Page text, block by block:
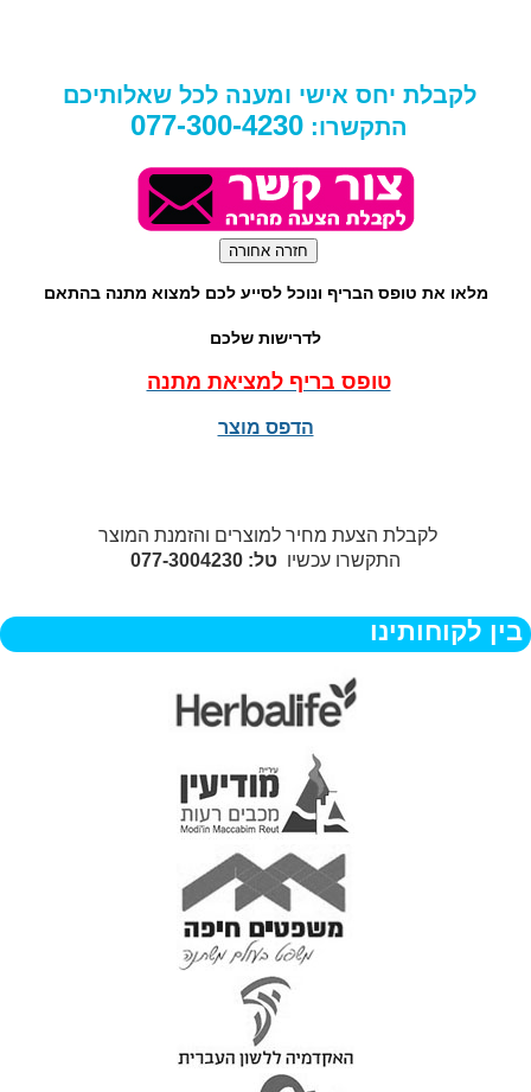
לקבלת יחס אישי ומענה לכל שאלותיכם
התקשרו: 077-300-4230
מלאו את טופס הבריף ונוכל לסייע לכם למצוא מתנה בהתאם
לדרישות שלכם
טופס בריף למציאת מתנה
הדפס מוצר
לקבלת הצעת מחיר למוצרים והזמנת המוצר
התקשרו עכשיו טל: 077-3004230
בין לקוחותינו